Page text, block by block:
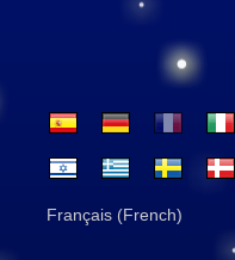
Français (French)